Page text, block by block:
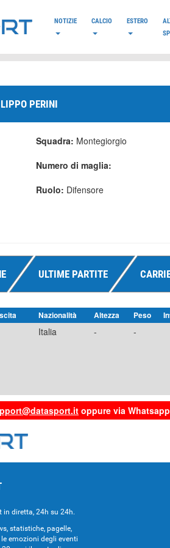
NOTIZIE CALCIO ESTERO
PERINI
Squadra: Montegiorgio
Numero di maglia:
Ruolo: Difensore
ULTIME PARTITE
Nazionalità Altezza Peso
Italia - -
oppure via
in diretta, 24h su 24h.
statistiche, pagelle,
emozioni degli eventi